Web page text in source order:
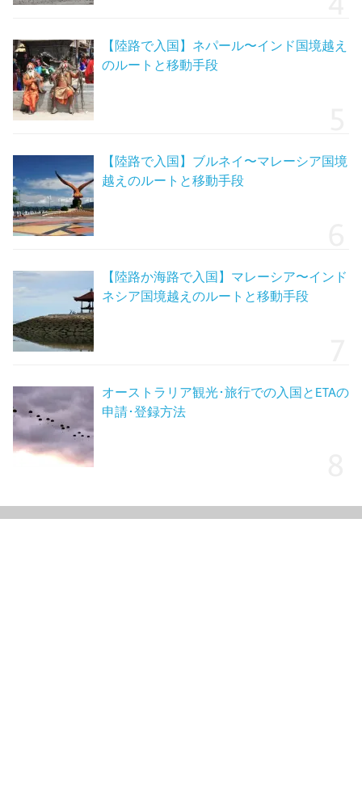
【陸路で入国】ネパール〜インド国境越え
のルートと移動手段
【陸路で入国】ブルネイ〜マレーシア国境
越えのルートと移動手段
【陸路か海路で入国】マレーシア〜インド
ネシア国境越えのルートと移動手段
オーストラリア観光･旅行での入国とETAの
申請･登録方法